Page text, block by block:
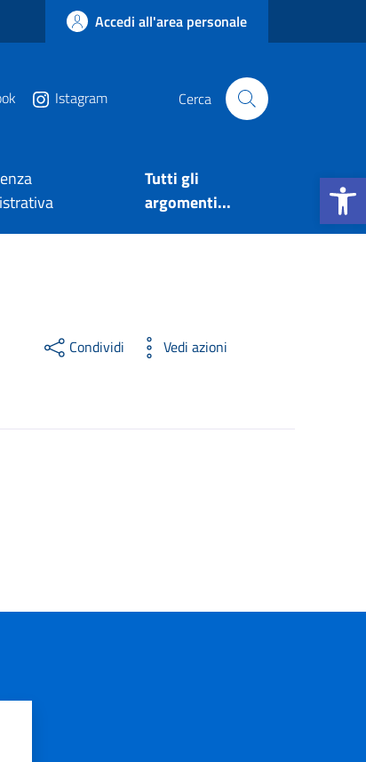
Apri la
Accedi all'area personale
Istagram Cerca
Tutti gli
argomenti...
Condividi Vedi azioni